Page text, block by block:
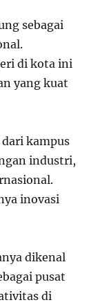
sebagai
di kota ini
yang kuat
kampus
industri,
inovasi
dikenal
pusat
di